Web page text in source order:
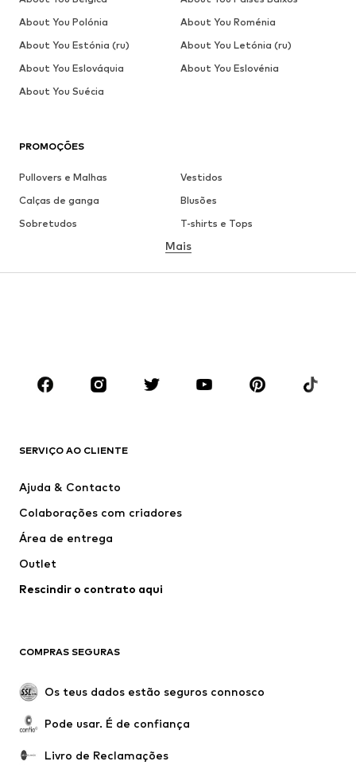
PROMOÇÕES
Pullovers e Malhas
Vestidos
Calças de ganga
Blusões
Sobretudos
T-shirts e Tops
Roupa interior
Saias
Blusas e Túnicas
Acessórios
Premium
Novidades
Roupa interior
Sobretudos
Roupa de banho
Upcycling
SAPATOS
Novidades
Mais
SERVIÇO AO CLIENTE
Ajuda & Contacto
Colaborações com criadores
Área de entrega
Outlet
Rescindir o contrato aqui
COMPRAS SEGURAS
Os teus dados estão seguros connosco
Pode usar. É de confiança
Livro de Reclamações
About You Polónia
About You Roménia
About You Estónia (ru)
About You Letónia (ru)
About You Eslováquia
About You Eslovénia
About You Suécia